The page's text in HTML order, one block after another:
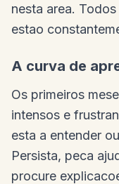
nesta area.
estao
A curva de
Os primeiros
intensos e
esta a entender
Persista, peca
procure